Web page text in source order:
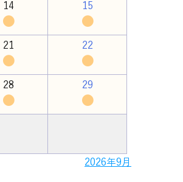
14
●
15
●
21
●
22
●
28
●
29
●
2026年9月